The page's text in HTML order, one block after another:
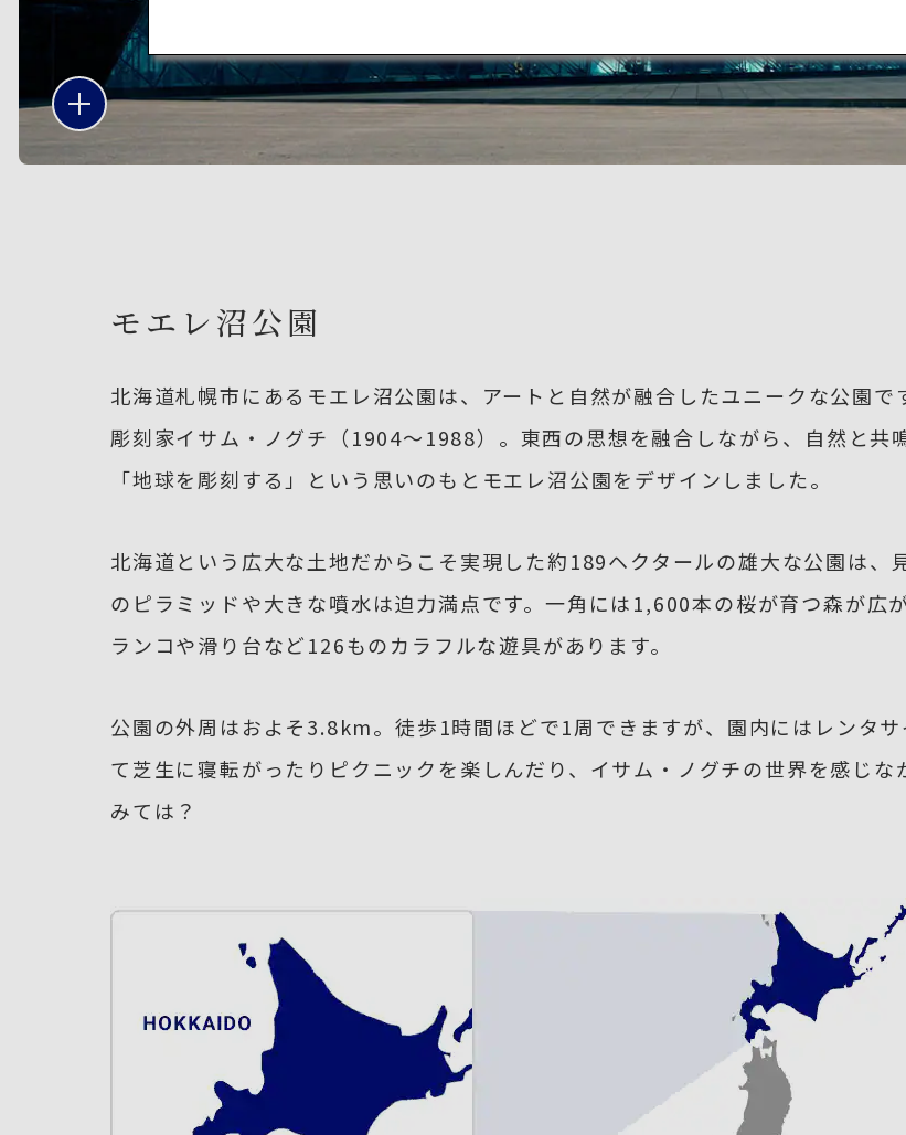
モエレ沼公園
北海道札幌市にあるモエレ沼公園は、アートと自然が融合したユニークな公園
彫刻家イサム・ノグチ（1904〜1988）。東西の思想を融合しながら、自然と共
「地球を彫刻する」という思いのもとモエレ沼公園をデザインしました。
北海道という広大な土地だからこそ実現した約189ヘクタールの雄大な公園は、
のピラミッドや大きな噴水は迫力満点です。一角には1,600本の桜が育つ森が広
ランコや滑り台など126ものカラフルな遊具があります。
公園の外周はおよそ3.8km。徒歩1時間ほどで1周できますが、園内にはレンタ
て芝生に寝転がったりピクニックを楽しんだり、イサム・ノグチの世界を感じ
みては？